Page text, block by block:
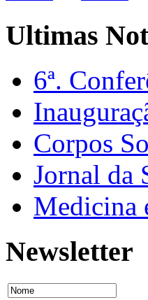
Ultimas
6ª.
Corpos
Jornal da
Medicina
Newsletter